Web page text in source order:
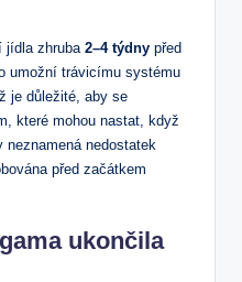
jídla zhruba 2–4 týdny před​
umožní trávicímu ⁢systému
je důležité, aby se
které mohou nastat, když
​nedostatek‍
před začátkem
ukončila